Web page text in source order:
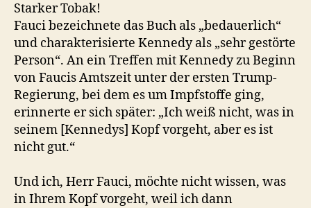
Starker Tobak!
Fauci bezeichnete das Buch als „bedauerlich“
und charakterisierte Kennedy als „sehr gestörte
Person“. An ein Treffen mit Kennedy zu Beginn
von Faucis Amtszeit unter der ersten Trump-
Regierung, bei dem es um Impfstoffe ging,
erinnerte er sich später: „Ich weiß nicht, was in
seinem [Kennedys] Kopf vorgeht, aber es ist
nicht gut.“
Und ich, Herr Fauci, möchte nicht wissen, was
in Ihrem Kopf vorgeht, weil ich dann